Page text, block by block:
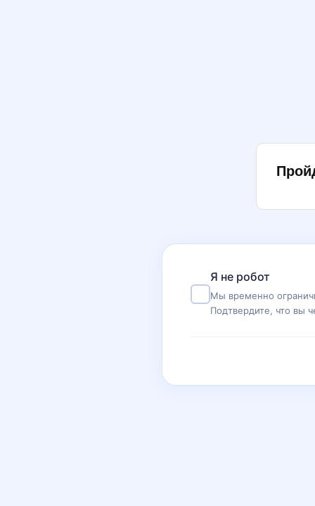
Я не робот
Мы временно
Подтвердите, что вы